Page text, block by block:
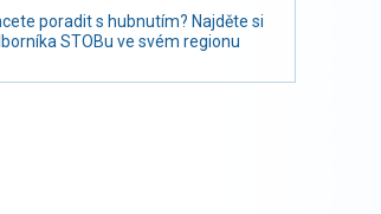
poradit s hubnutím? Najděte si
STOBu ve svém regionu